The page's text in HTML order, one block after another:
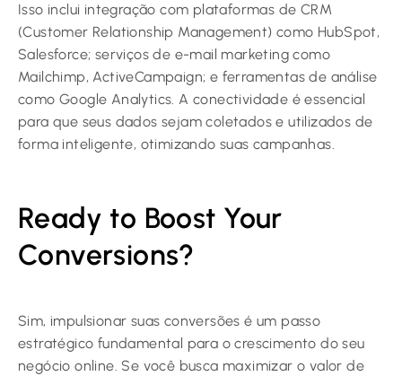
Isso inclui integração com plataformas de CRM
(Customer Relationship Management) como HubSpot,
Salesforce; serviços de e-mail marketing como
Mailchimp, ActiveCampaign; e ferramentas de análise
como Google Analytics. A conectividade é essencial
para que seus dados sejam coletados e utilizados de
forma inteligente, otimizando suas campanhas.
Ready to Boost Your
Conversions?
Sim, impulsionar suas conversões é um passo
estratégico fundamental para o crescimento do seu
negócio online. Se você busca maximizar o valor de